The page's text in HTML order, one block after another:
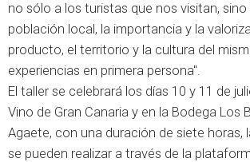
no sólo a los turistas que nos visitan,
población local, la importancia y la
producto, el territorio y la cultura del
experiencias en primera persona".
El taller se celebrará los días 10 y 11 de
Vino de Gran Canaria y en la Bodega Los
Agaete, con una duración de siete horas,
se pueden realizar a través de la